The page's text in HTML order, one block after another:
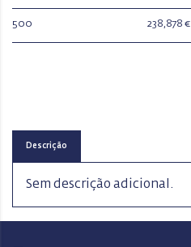
500 238,878 €
Descrição
Sem descrição adicional.